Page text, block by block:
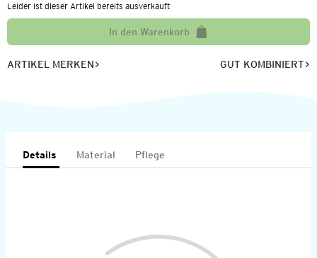
Leider ist dieser Artikel bereits ausverkauft
In den Warenkorb
ARTIKEL MERKEN GUT KOMBINIERT
Details Material Pflege